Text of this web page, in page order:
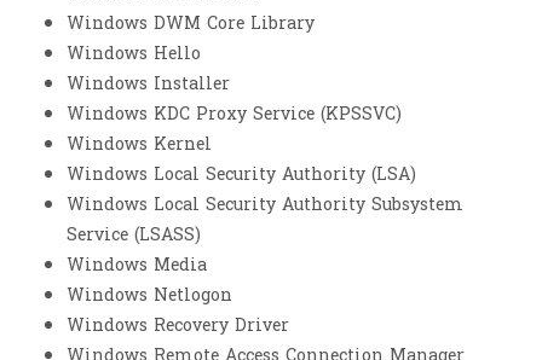
Windows DWM Core Library
Windows Hello
Windows Installer
Windows KDC Proxy Service (KPSSVC)
Windows Kernel
Windows Local Security Authority (LSA)
Windows Local Security Authority Subsystem
Service (LSASS)
Windows Media
Windows Netlogon
Windows Recovery Driver